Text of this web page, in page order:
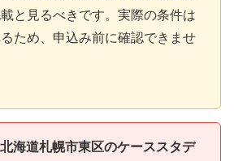
と見るべきです。実際の条件は
ため、申込み前に確認できませ
海道札幌市東区のケーススタデ